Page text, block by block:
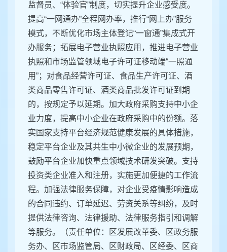
监督员、“体验官”制度，切实提升企业感受度。
提高“一网通办”全程网办率，推行“网上办”服务
模式，不断优化市场主体登记“一窗通”集成式开
办服务；拓展电子营业执照应用，推进电子营业
执照和市场监管领域电子许可证移动端“一照通
用”；对食品经营许可证、食品生产许可证、酒
类商品零售许可证、酒类商品批发许可证到期
的，按规定予以延期。加大政府采购支持中小企
业力度，提高中小企业在政府采购中的份额。落
实国家支持平台经济规范健康发展的具体措施，
稳定平台企业及其共生中小微企业的发展预期，
鼓励平台企业加快重点领域技术研发突破。支持
投资类企业准入和注册，实施更加便捷的工作流
程。加强法律服务保障，对企业受疫情影响造成
的合同违约、订单延迟、劳资关系等纠纷，及时
提供法律咨询、法律援助、法律服务指引和调解
等服务。（责任单位：区发展改革委、区政务服
务办、区市场监管局、区财政局、区经委、区商